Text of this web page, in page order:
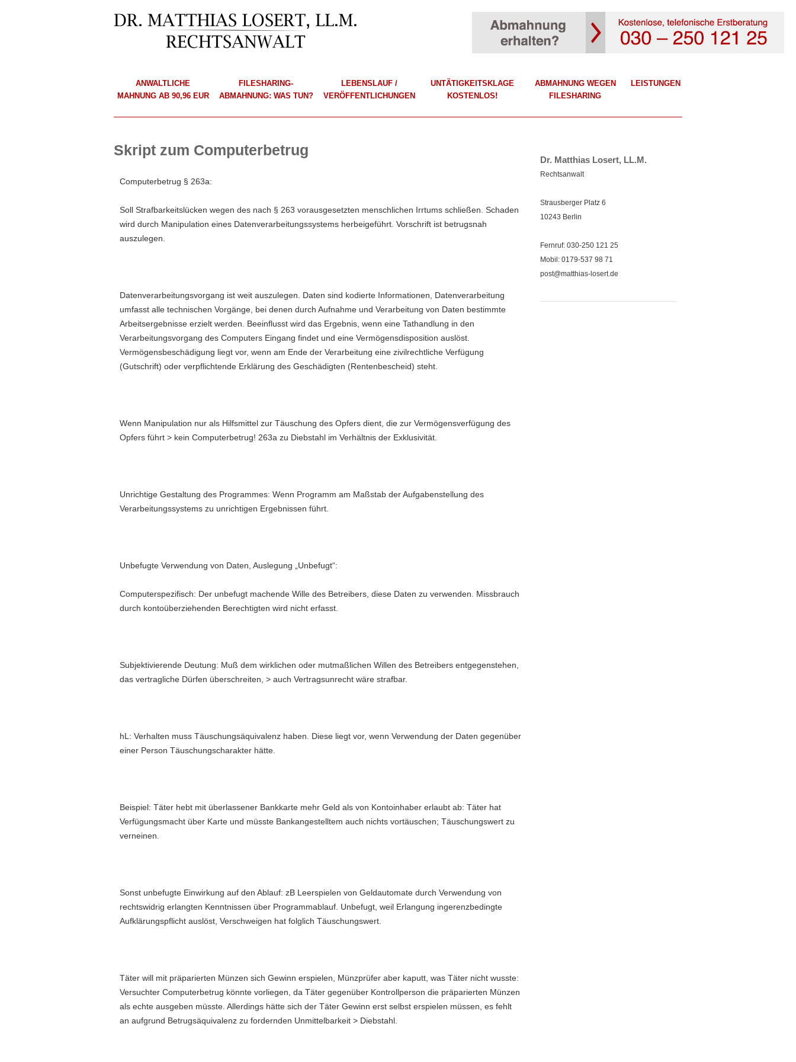
ANWALTLICHE
MAHNUNG AB 90,96 EUR
FILESHARING-
ABMAHNUNG: WAS TUN?
LEBENSLAUF /
VERÖFFENTLICHUNGEN
UNTÄTIGKEITSKLAGE
KOSTENLOS!
ABMAHNUNG WEGEN
FILESHARING
LEISTUNGEN
Skript zum Computerbetrug
Dr. Matthias Losert, LL.M.
Rechtsanwalt
Strausberger Platz 6
10243 Berlin
Fernruf: 030-250 121 25
Mobil: 0179-537 98 71
post@matthias-losert.de
Computerbetrug § 263a:
Soll Strafbarkeitslücken wegen des nach § 263 vorausgesetzten menschlichen Irrtums schließen. Schaden
wird durch Manipulation eines Datenverarbeitungssystems herbeigeführt. Vorschrift ist betrugsnah
auszulegen.
Datenverarbeitungsvorgang ist weit auszulegen. Daten sind kodierte Informationen, Datenverarbeitung
umfasst alle technischen Vorgänge, bei denen durch Aufnahme und Verarbeitung von Daten bestimmte
Arbeitsergebnisse erzielt werden. Beeinflusst wird das Ergebnis, wenn eine Tathandlung in den
Verarbeitungsvorgang des Computers Eingang findet und eine Vermögensdisposition auslöst.
Vermögensbeschädigung liegt vor, wenn am Ende der Verarbeitung eine zivilrechtliche Verfügung
(Gutschrift) oder verpflichtende Erklärung des Geschädigten (Rentenbescheid) steht.
Wenn Manipulation nur als Hilfsmittel zur Täuschung des Opfers dient, die zur Vermögensverfügung des
Opfers führt > kein Computerbetrug! 263a zu Diebstahl im Verhältnis der Exklusivität.
Unrichtige Gestaltung des Programmes: Wenn Programm am Maßstab der Aufgabenstellung des
Verarbeitungssystems zu unrichtigen Ergebnissen führt.
Unbefugte Verwendung von Daten, Auslegung „Unbefugt“:
Computerspezifisch: Der unbefugt machende Wille des Betreibers, diese Daten zu verwenden. Missbrauch
durch kontoüberziehenden Berechtigten wird nicht erfasst.
Subjektivierende Deutung: Muß dem wirklichen oder mutmaßlichen Willen des Betreibers entgegenstehen,
das vertragliche Dürfen überschreiten, > auch Vertragsunrecht wäre strafbar.
hL: Verhalten muss Täuschungsäquivalenz haben. Diese liegt vor, wenn Verwendung der Daten gegenüber
einer Person Täuschungscharakter hätte.
Beispiel: Täter hebt mit überlassener Bankkarte mehr Geld als von Kontoinhaber erlaubt ab: Täter hat
Verfügungsmacht über Karte und müsste Bankangestelltem auch nichts vortäuschen; Täuschungswert zu
verneinen.
Sonst unbefugte Einwirkung auf den Ablauf: zB Leerspielen von Geldautomate durch Verwendung von
rechtswidrig erlangten Kenntnissen über Programmablauf. Unbefugt, weil Erlangung ingerenzbedingte
Aufklärungspflicht auslöst, Verschweigen hat folglich Täuschungswert.
Täter will mit präparierten Münzen sich Gewinn erspielen, Münzprüfer aber kaputt, was Täter nicht wusste:
Versuchter Computerbetrug könnte vorliegen, da Täter gegenüber Kontrollperson die präparierten Münzen
als echte ausgeben müsste. Allerdings hätte sich der Täter Gewinn erst selbst erspielen müssen, es fehlt
an aufgrund Betrugsäquivalenz zu fordernden Unmittelbarkeit > Diebstahl.